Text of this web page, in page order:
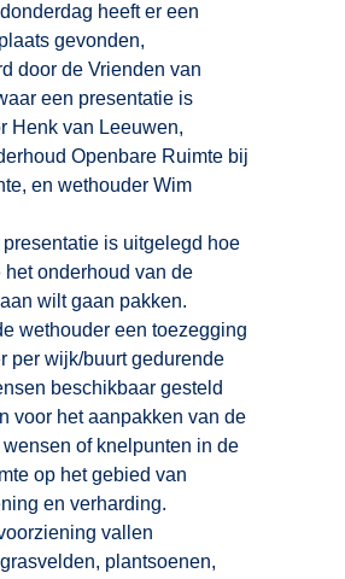
heeft er een
gevonden,
door de Vrienden van
een presentatie is
Henk van Leeuwen,
Openbare Ruimte bij
en wethouder Wim
is uitgelegd hoe
het onderhoud van de
wilt gaan pakken.
wethouder een toezegging
per wijk/buurt gedurende
beschikbaar gesteld
voor het aanpakken van de
of knelpunten in de
op het gebied van
en verharding.
vallen
plantsoenen,